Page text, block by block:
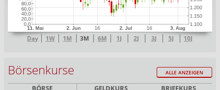
Day 1W 1M 3M 6M 1J 2J 3J 5J 10J
Börsenkurse ALLE ANZEIGEN
BÖRSE GELDKURS
BRIEFKURS